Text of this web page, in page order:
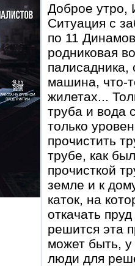
Доброе утро,
Ситуация с
по 11
родниковая
палисадника,
машина, что-
жилетах...
труба и вода
только
прочистить
трубе, как
прочисткой
земле и к
каток, на
откачать
решится эта
может быть, у
люди для